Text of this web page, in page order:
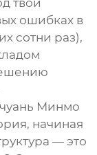
твои
ошибках в
сотни раз),
Минмо
начиная
— это